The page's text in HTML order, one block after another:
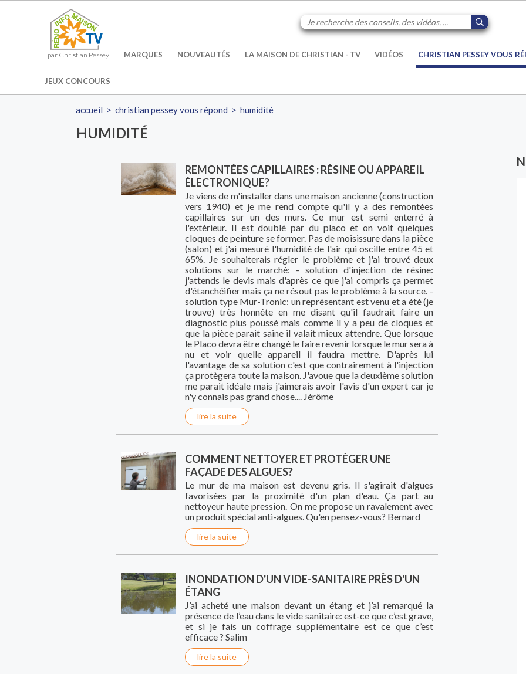
par Christian Pessey MARQUES NOUVEAUTÉS LA MAISON DE CHRISTIAN - TV VIDÉOS CHRISTIAN PESSEY VOUS
JEUX CONCOURS
accueil >christian pessey vous répond >humidité
HUMIDITÉ
REMONTÉES CAPILLAIRES : RÉSINE OU APPAREIL
ÉLECTRONIQUE?
Je viens de m'installer dans une maison ancienne (construction
vers 1940) et je me rend compte qu'il y a des remontées
capillaires sur un des murs. Ce mur est semi enterré à
l'extérieur. Il est doublé par du placo et on voit quelques
cloques de peinture se former. Pas de moisissure dans la pièce
(salon) et j'ai mesuré l'humidité de l'air qui oscille entre 45 et
65%. Je souhaiterais régler le problème et j'ai trouvé deux
solutions sur le marché: - solution d'injection de résine:
j'attends le devis mais d'après ce que j'ai compris ça permet
d'étanchéifier mais ça ne résout pas le problème à la source. -
solution type Mur-Tronic: un représentant est venu et a été (je
trouve) très honnête en me disant qu'il faudrait faire un
diagnostic plus poussé mais comme il y a peu de cloques et
que la pièce parait saine il valait mieux attendre. Que lorsque
le Placo devra être changé le faire revenir lorsque le mur sera à
nu et voir quelle appareil il faudra mettre. D'après lui
l'avantage de sa solution c'est que contrairement à l'injection
ça protègera toute la maison. J'avoue que la deuxième solution
me parait idéale mais j'aimerais avoir l'avis d'un expert car je
n'y connais pas grand chose.... Jérôme
lire la suite
COMMENT NETTOYER ET PROTÉGER UNE
FAÇADE DES ALGUES?
Le mur de ma maison est devenu gris. Il s'agirait d'algues
favorisées par la proximité d'un plan d'eau. Ça part au
nettoyeur haute pression. On me propose un ravalement avec
un produit spécial anti-algues. Qu'en pensez-vous? Bernard
lire la suite
INONDATION D'UN VIDE-SANITAIRE PRÈS D'UN
ÉTANG
J’ai acheté une maison devant un étang et j’ai remarqué la
présence de l’eau dans le vide sanitaire: est-ce que c’est grave,
et si je fais un coffrage supplémentaire est ce que c’est
efficace ? Salim
lire la suite